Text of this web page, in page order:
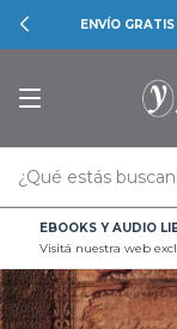
ENVÍO
EBOOKS Y AUDIO
Visitá nuestra web